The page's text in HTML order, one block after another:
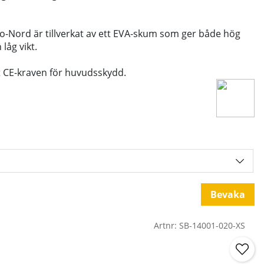
Nord är tillverkat av ett EVA-skum som ger både hög
vikt.
kraven för huvudsskydd.
Bevaka
Artnr: SB-14001-020-XS